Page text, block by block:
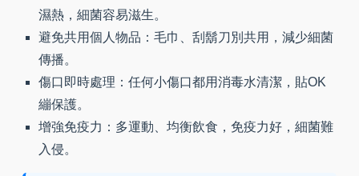
濕熱，細菌容易滋生。
避免共用個人物品：毛巾、刮鬍刀別共用，減少細菌
傳播。
傷口即時處理：任何小傷口都用消毒水清潔，貼OK
繃保護。
增強免疫力：多運動、均衡飲食，免疫力好，細菌難
入侵。